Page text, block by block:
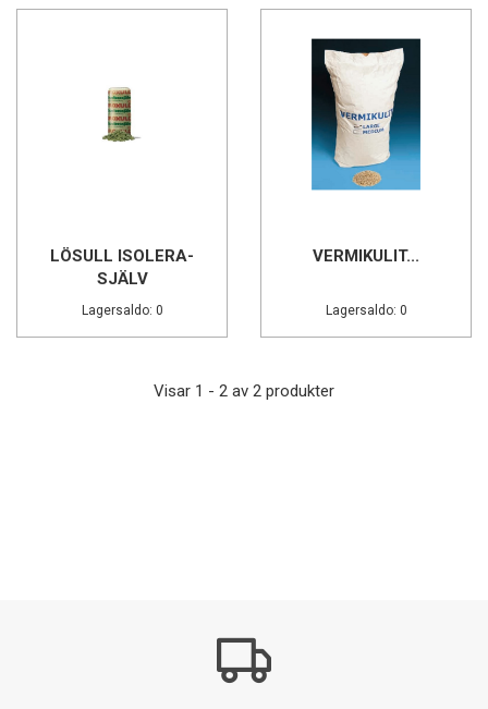
LÖSULL ISOLERA-
SJÄLV
Lagersaldo: 0
VERMIKULIT...
Lagersaldo: 0
Visar 1 - 2 av 2 produkter